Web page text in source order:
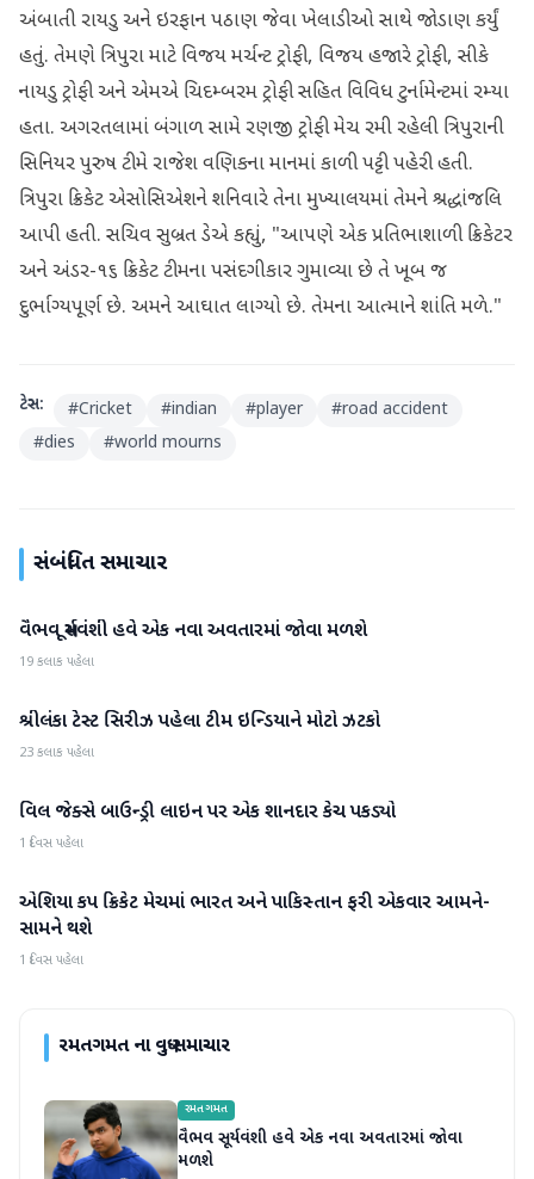
અંબાતી રાયડુ અને ઇરફાન પઠાણ જેવા ખેલાડીઓ સાથે જોડાણ કર્યું
હતું. તેમણે ત્રિપુરા માટે વિજય મર્ચન્ટ ટ્રોફી, વિજય હજારે ટ્રોફી, સીકે
નાયડુ ટ્રોફી અને એમએ ચિદમ્બરમ ટ્રોફી સહિત વિવિધ ટુર્નામેન્ટમાં રમ્યા
હતા. અગરતલામાં બંગાળ સામે રણજી ટ્રોફી મેચ રમી રહેલી ત્રિપુરાની
સિનિયર પુરુષ ટીમે રાજેશ વણિકના માનમાં કાળી પટ્ટી પહેરી હતી.
ત્રિપુરા ક્રિકેટ એસોસિએશને શનિવારે તેના મુખ્યાલયમાં તેમને શ્રદ્ધાંજલિ
આપી હતી. સચિવ સુબ્રત ડેએ કહ્યું, "આપણે એક પ્રતિભાશાળી ક્રિકેટર
અને અંડર-૧૬ ક્રિકેટ ટીમના પસંદગીકાર ગુમાવ્યા છે તે ખૂબ જ
દુર્ભાગ્યપૂર્ણ છે. અમને આઘાત લાગ્યો છે. તેમના આત્માને શાંતિ મળે."
ટેગ્સ: #Cricket #indian #player #road accident
#dies #world mourns
સંબંધિત સમાચાર
રમતગમત
વૈભવ સૂર્યવંશી હવે એક નવા અવતારમાં જોવા મળશે
19 કલાક પહેલા
રમતગમત
શ્રીલંકા ટેસ્ટ સિરીઝ પહેલા ટીમ ઇન્ડિયાને મોટો ઝટકો
23 કલાક પહેલા
રમતગમત
વિલ જેક્સે બાઉન્ડ્રી લાઇન પર એક શાનદાર કેચ પકડ્યો
1 દિવસ પહેલા
રમતગમત
એશિયા કપ ક્રિકેટ મેચમાં ભારત અને પાકિસ્તાન ફરી એકવાર આમને-
સામને થશે
1 દિવસ પહેલા
રમતગમતના વધુ સમાચાર
રમતગમત
વૈભવ સૂર્યવંશી હવે એક નવા અવતારમાં જોવા
મળશે